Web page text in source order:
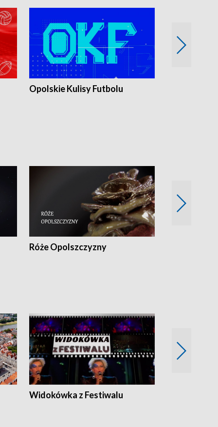
Opolskie Kulisy Futbolu
Róże Opolszczyzny
Widokówka z Festiwalu